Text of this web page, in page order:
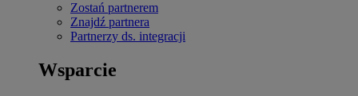
Zostań partnerem
Znajdź partnera
Partnerzy ds. integracji
Wsparcie